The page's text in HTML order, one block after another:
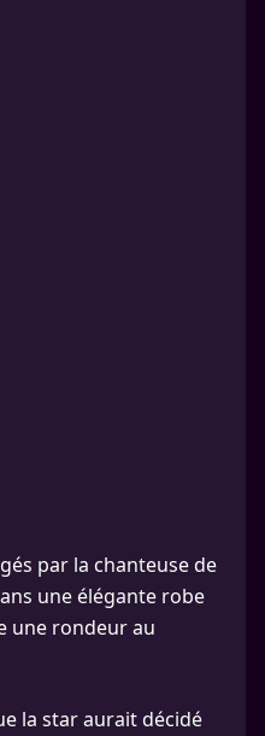
par la chanteuse de
une élégante robe
une rondeur au
la star aurait décidé